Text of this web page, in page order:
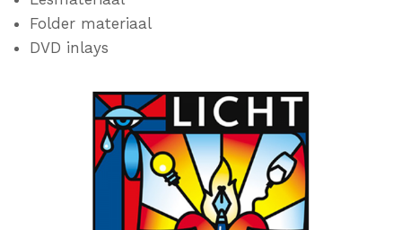
Folder materiaal
DVD inlays